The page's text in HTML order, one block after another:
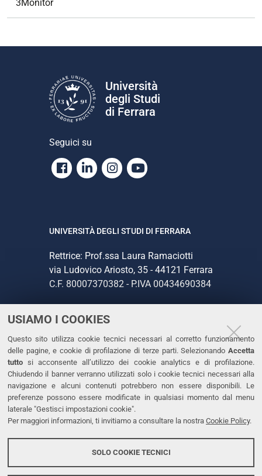
USIAMO I COOKIES
Questo sito utilizza cookie tecnici necessari al corretto funzionamento
delle pagine, e cookie di profilazione di terze parti. Selezionando Accetta
tutto si acconsente all’utilizzo dei cookie analytics e di profilazione.
Chiudendo il banner verranno utilizzati solo i cookie tecnici necessari alla
navigazione e alcuni contenuti potrebbero non essere disponibili. Le
preferenze possono essere modificate in qualsiasi momento dal menu
laterale "Gestisci impostazioni cookie".
Per maggiori informazioni, ti invitiamo a consultare la nostra Cookie Policy.
SOLO COOKIE TECNICI
3Monitor
Università
degli Studi
di Ferrara
Seguici su
Facebook
LinkedinInstagram
Youtube
UNIVERSITÀ DEGLI STUDI DI FERRARA
Rettrice: Prof.ssa Laura Ramaciotti
via Ludovico Ariosto, 35 - 44121 Ferrara
C.F. 80007370382 - P.IVA 00434690384
CONTATTI
Tel. +39 0532 293111
Fax. +39 0532 293031
PEC
LINKS
Dichiarazione di accessibilità
Protezione dati personali